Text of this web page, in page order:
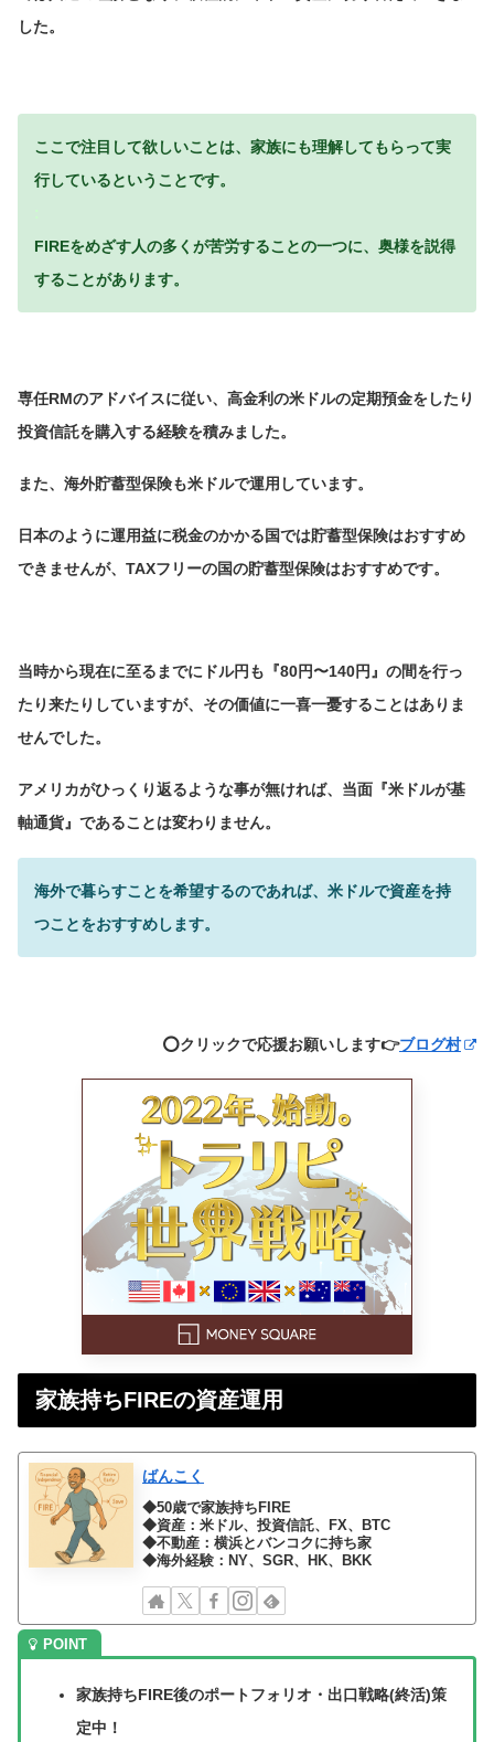
した。
ここで注目して欲しいことは、家族にも理解してもらって実
行しているということです。
FIREをめざす人の多くが苦労することの一つに、奥様を説得
することがあります。
専任RMのアドバイスに従い、高金利の米ドルの定期預金をしたり
投資信託を購入する経験を積みました。
また、海外貯蓄型保険も米ドルで運用しています。
日本のように運用益に税金のかかる国では貯蓄型保険はおすすめ
できませんが、TAXフリーの国の貯蓄型保険はおすすめです。
当時から現在に至るまでにドル円も『80円〜140円』の間を行っ
たり来たりしていますが、その価値に一喜一憂することはありま
せんでした。
アメリカがひっくり返るような事が無ければ、当面『米ドルが基
軸通貨』であることは変わりません。
海外で暮らすことを希望するのであれば、米ドルで資産を持
つことをおすすめします。
⭕️クリックで応援お願いします👉ブログ村
家族持ちFIREの資産運用
ばんこく
◆50歳で家族持ちFIRE
◆資産：米ドル、投資信託、FX、BTC
◆不動産：横浜とバンコクに持ち家
◆海外経験：NY、SGR、HK、BKK
家族持ちFIRE後のポートフォリオ・出口戦略(終活)策
定中！